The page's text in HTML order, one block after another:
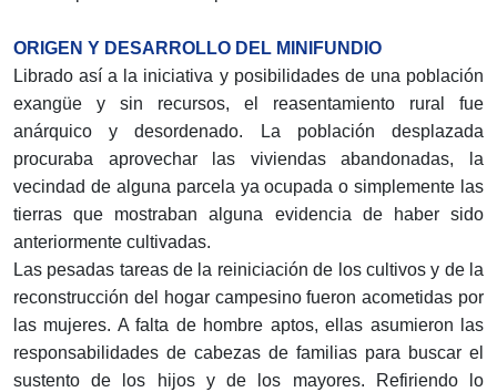
ORIGEN Y DESARROLLO DEL MINIFUNDIO
Librado así a la iniciativa y posibilidades de una población
exangüe y sin recursos, el reasentamiento rural fue
anárquico y desordenado. La población desplazada
procuraba aprovechar las viviendas abandonadas, la
vecindad de alguna parcela ya ocupada o simplemente las
tierras que mostraban alguna evidencia de haber sido
anteriormente cultivadas.
Las pesadas tareas de la reiniciación de los cultivos y de la
reconstrucción del hogar campesino fueron acometidas por
las mujeres. A falta de hombre aptos, ellas asumieron las
responsabilidades de cabezas de familias para buscar el
sustento de los hijos y de los mayores. Refiriendo lo